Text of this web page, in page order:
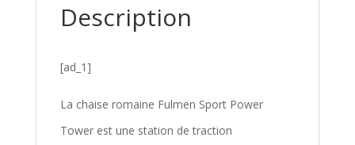
Description
[ad_1]
La chaise romaine Fulmen Sport Power
Tower est une station de traction